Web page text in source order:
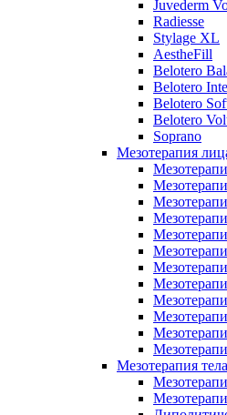
Juvederm
Radiesse
Stylage XL
AestheFill
Belotero
Belotero
Belotero
Belotero
Soprano
Мезотерапия
Мезотерапия тела